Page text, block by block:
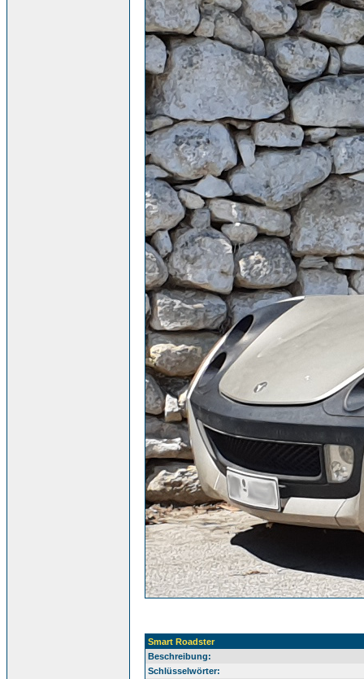
Smart Roadster
Beschreibung:
Schlüsselwörter: